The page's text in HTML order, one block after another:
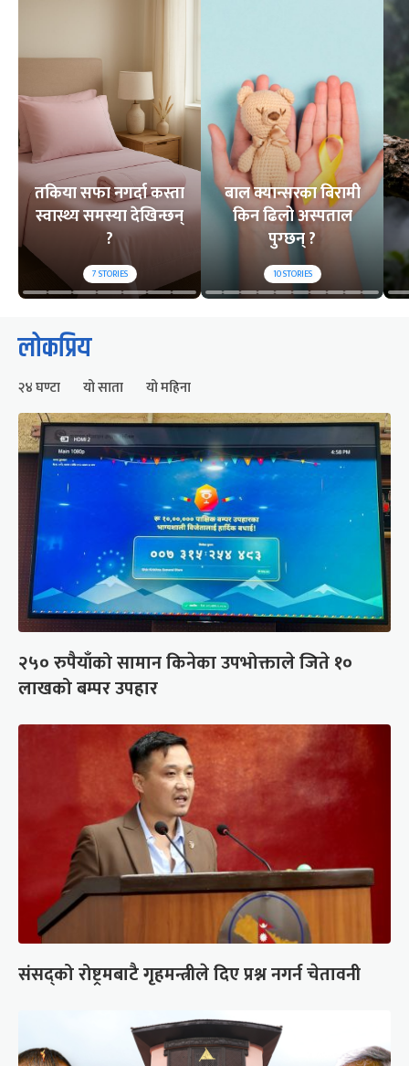
तकिया सफा नगर्दा कस्ता
स्वास्थ्य समस्या देखिन्छन्
?
7STORIES
बाल क्यान्सरका बिरामी
किन ढिलो अस्पताल
पुग्छन् ?
10STORIES
लोकप्रिय
२४ घण्टा यो साता यो महिना
२५० रुपैयाँको सामान किनेका उपभोक्ताले जिते १०
लाखको बम्पर उपहार
संसद्को रोष्ट्रमबाटै गृहमन्त्रीले दिए प्रश्न नगर्न चेतावनी